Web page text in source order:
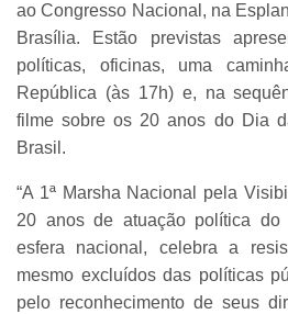
ao Congresso Nacional, na
Brasília. Estão previstas
políticas, oficinas, uma
República (às 17h) e, na
filme sobre os 20 anos do Dia
Brasil.
“A 1ª Marsha Nacional pela
20 anos de atuação política do
esfera nacional, celebra a
mesmo excluídos das políticas
pelo reconhecimento de seus